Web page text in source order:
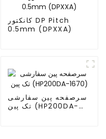
کانکتور DP Pitch
0.5mm (DPXXA)
سرصفحه پین ​​سفارشی
تک پین (HP200DA-